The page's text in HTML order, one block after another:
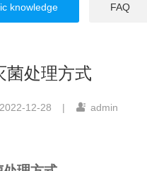
knowledge FAQ
菌处理方式
2022-12-28 | admin